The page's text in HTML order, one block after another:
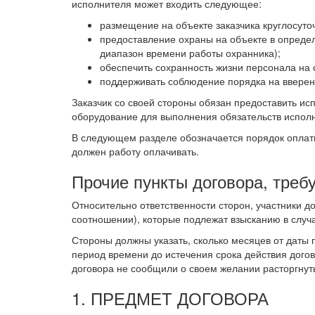
исполнителя может входить следующее:
размещение на объекте заказчика
предоставление охраны на объекте в
диапазон времени работы охранника);
обеспечить сохранность жизни персонала
поддерживать соблюдение порядка на
Заказчик со своей стороны обязан предоставить
оборудование для выполнения обязательств
В следующем разделе обозначается порядок
должен работу оплачивать.
Прочие пункты договора,
Относительно ответственности сторон,
соотношении), которые подлежат взысканию в
Стороны должны указать, сколько месяцев от
период времени до истечения срока действия
договора не сообщили о своем желании
1. ПРЕДМЕТ ДОГОВОРА